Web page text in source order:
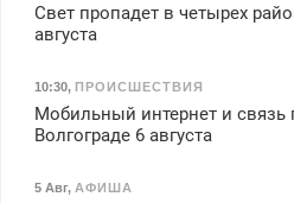
Свет пропадет в четырех
августа
10:30, ПРОИСШЕСТВИЯ
Мобильный интернет и связь
Волгограде 6 августа
5 Авг, АФИША